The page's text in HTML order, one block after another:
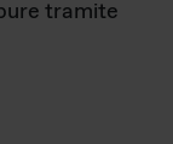
tramite